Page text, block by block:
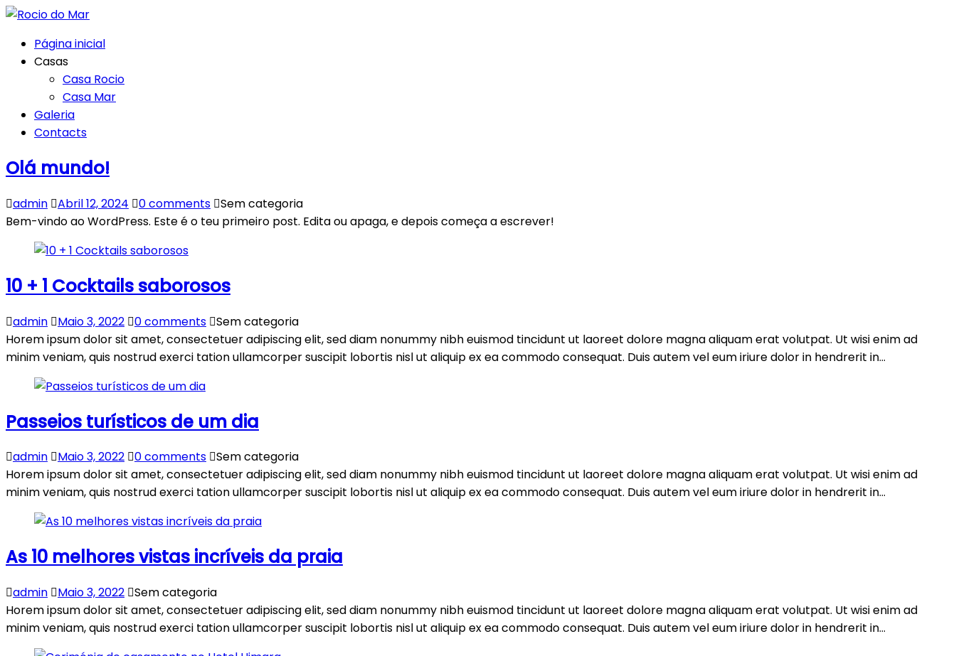
Página inicial
Casas
Casa Rocio
Casa Mar
Galeria
Contacts
Olá mundo!
admin Abril 12, 2024 0 comments
Sem categoria
Bem-vindo ao WordPress. Este é o teu primeiro post. Edita ou apaga, e depois começa a escrever!
10 + 1 Cocktails saborosos
admin Maio 3, 2022 0 comments
Sem categoria
Horem ipsum dolor sit amet, consectetuer adipiscing elit, sed diam nonummy nibh euismod tincidunt ut laoreet dolore magna aliquam erat volutpat. Ut wisi enim ad
minim veniam, quis nostrud exerci tation ullamcorper suscipit lobortis nisl ut aliquip ex ea commodo consequat. Duis autem vel eum iriure dolor in hendrerit in...
Passeios turísticos de um dia
admin Maio 3, 2022 0 comments
Sem categoria
Horem ipsum dolor sit amet, consectetuer adipiscing elit, sed diam nonummy nibh euismod tincidunt ut laoreet dolore magna aliquam erat volutpat. Ut wisi enim ad
minim veniam, quis nostrud exerci tation ullamcorper suscipit lobortis nisl ut aliquip ex ea commodo consequat. Duis autem vel eum iriure dolor in hendrerit in...
As 10 melhores vistas incríveis da praia
admin Maio 3, 2022
Sem categoria
Horem ipsum dolor sit amet, consectetuer adipiscing elit, sed diam nonummy nibh euismod tincidunt ut laoreet dolore magna aliquam erat volutpat. Ut wisi enim ad
minim veniam, quis nostrud exerci tation ullamcorper suscipit lobortis nisl ut aliquip ex ea commodo consequat. Duis autem vel eum iriure dolor in hendrerit in...